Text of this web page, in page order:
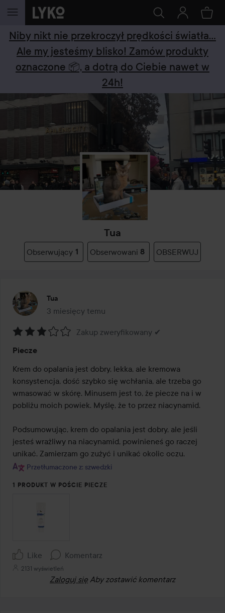
PRZEJDŹ DO TREŚCI
Niby nikt nie przekroczył prędkości światła...
Ale my jesteśmy blisko! Zamów produkty
oznaczone 📦, a dotrą do Ciebie nawet w
24h!
Tua
Obserwujący 1 Obserwowani 8 OBSERWUJ
Tua
3 miesięcy temu
Post został utworzony 3 miesięcy temu
3
z
5
Zakup zweryfikowany ✔
Piecze
Krem do opalania jest dobry, lekka, ale kremowa
konsystencja, dość szybko się wchłania, ale trzeba go
wmasować w skórę. Minusem jest to, że piecze na i w
pobliżu moich powiek. Myślę, że to przez niacynamid.
Podsumowując, krem do opalania jest dobry, ale jeśli
jesteś wrażliwy na niacynamid, powinieneś go raczej
unikać. Zamierzam go zużyć i unikać okolic oczu.
Przetłumaczone z: szwedzki
1 PRODUKT W POŚCIE PIECZE
Like Komentarz
2131 wyświetleń
Zaloguj się Aby zostawić komentarz